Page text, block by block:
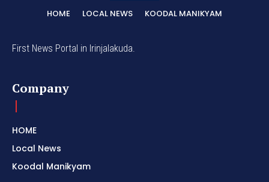
HOME LOCAL NEWS KOODAL MANIKYAM
First News Portal in Irinjalakuda.
Company
HOME
Local News
Koodal Manikyam